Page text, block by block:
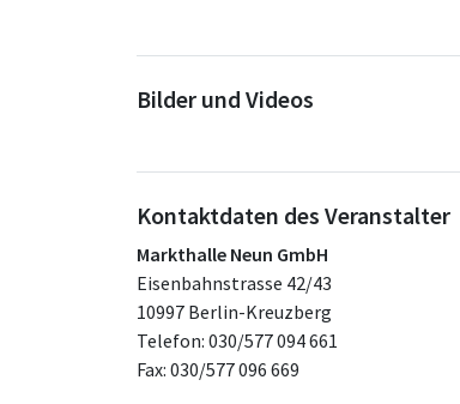
Bilder und Videos
Kontaktdaten des Veranstalter
Markthalle Neun GmbH
Eisenbahnstrasse 42/43
10997 Berlin-Kreuzberg
Telefon: 030/577 094 661
Fax: 030/577 096 669